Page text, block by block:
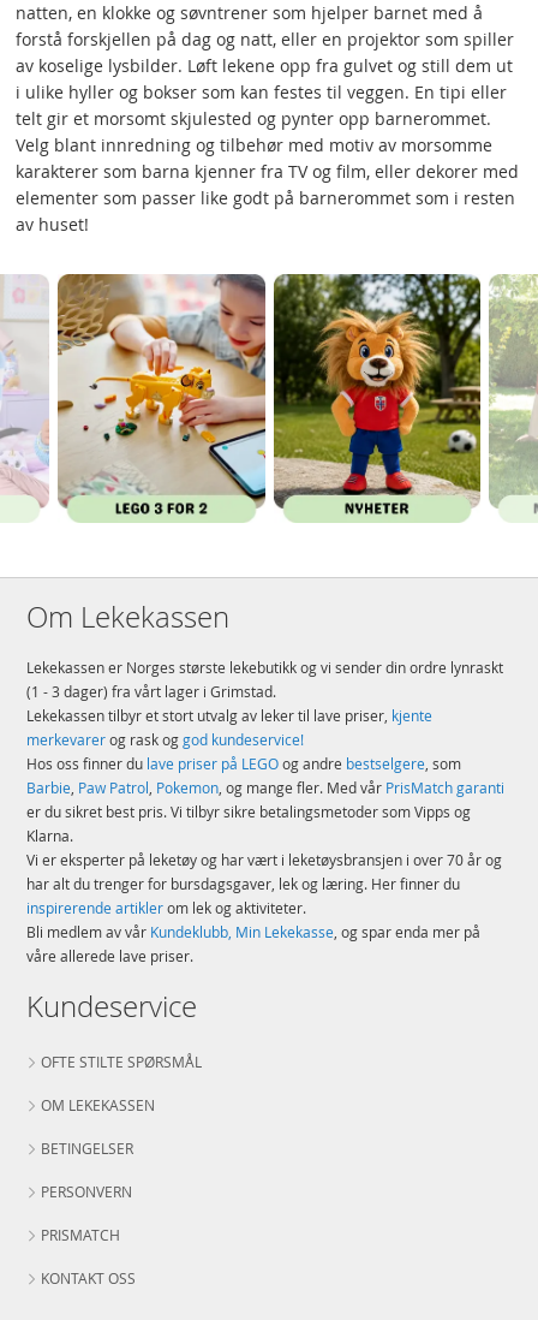
natten, en klokke og søvntrener som hjelper barnet med å
forstå forskjellen på dag og natt, eller en projektor som spiller
av koselige lysbilder. Løft lekene opp fra gulvet og still dem ut
i ulike hyller og bokser som kan festes til veggen. En tipi eller
telt gir et morsomt skjulested og pynter opp barnerommet.
Velg blant innredning og tilbehør med motiv av morsomme
karakterer som barna kjenner fra TV og film, eller dekorer med
elementer som passer like godt på barnerommet som i resten
av huset!
Om Lekekassen
Lekekassen er Norges største lekebutikk og vi sender din ordre lynraskt
(1 - 3 dager) fra vårt lager i Grimstad.
Lekekassen tilbyr et stort utvalg av leker til lave priser, kjente
merkevarerog rask oggod kundeservice!
Hos oss finner du lave priser på LEGOog andre bestselgere , som
Barbie Paw Patrol Pokemon , og mange fler. Med vår PrisMatch garanti
er du sikret best pris. Vi tilbyr sikre betalingsmetoder som Vipps og
Klarna.
Vi er eksperter på leketøy og har vært i leketøysbransjen i over 70 år og
har alt du trenger for bursdagsgaver, lek og læring. Her finner du
inspirerende artiklerom lek og aktiviteter.
Bli medlem av vår Kundeklubb, Min Lekekasse , og spar enda mer på
våre allerede lave priser.
Kundeservice
OFTE STILTE SPØRSMÅL
OM LEKEKASSEN
BETINGELSER
PERSONVERN
PRISMATCH
KONTAKT OSS